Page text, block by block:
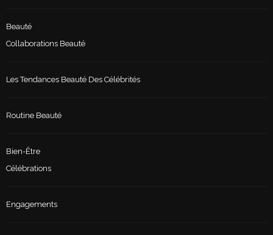
Beauté
Collaborations Beauté
Les Tendances Beauté Des Célébrités
Routine Beauté
Bien-Être
Célébrations
Engagements